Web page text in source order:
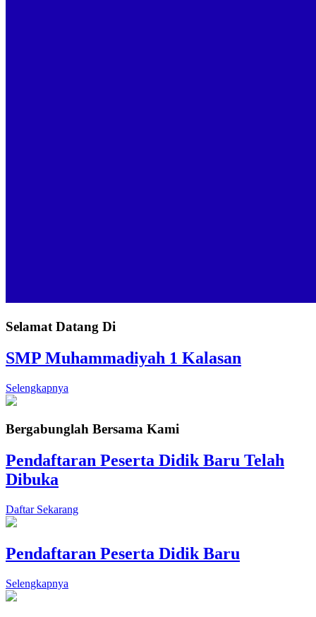
Selamat Datang Di
SMP Muhammadiyah 1 Kalasan
Selengkapnya
Bergabunglah Bersama Kami
Pendaftaran Peserta Didik Baru Telah
Dibuka
Daftar Sekarang
Pendaftaran Peserta Didik Baru
Selengkapnya